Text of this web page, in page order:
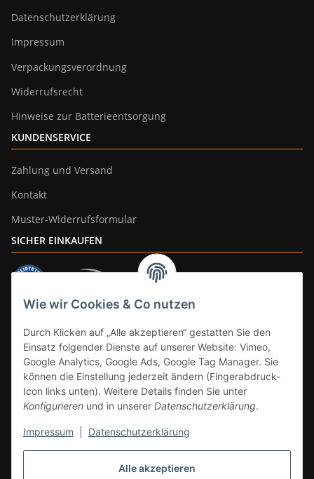
Alle akzeptieren
Wie wir Cookies & Co nutzen
Durch Klicken auf „Alle akzeptieren“ gestatten Sie den
Einsatz folgender Dienste auf unserer Website: Vimeo,
Google Analytics, Google Ads, Google Tag Manager. Sie
können die Einstellung jederzeit ändern (Fingerabdruck-
Icon links unten). Weitere Details finden Sie unter
Konfigurieren und in unserer Datenschutzerklärung.
Impressum Datenschutzerklärung
Datenschutzerklärung
Impressum
Verpackungsverordnung
Widerrufsrecht
Hinweise zur Batterieentsorgung
KUNDENSERVICE
Zahlung und Versand
Kontakt
Muster-Widerrufsformular
SICHER EINKAUFEN
* Alle Preise inkl. gesetzlicher Mwst., zzgl.Versand